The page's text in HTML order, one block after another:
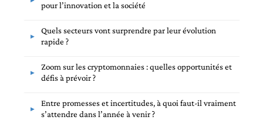
pour l’innovation et la société
Quels secteurs vont surprendre par leur évolution
rapide ?
Zoom sur les cryptomonnaies : quelles opportunités et
défis à prévoir ?
Entre promesses et incertitudes, à quoi faut-il vraiment
s’attendre dans l’année à venir ?